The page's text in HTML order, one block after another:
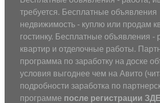
требуется. Бесплатные объявления
недвижимость - куплю или продам
гостинку. Бесплатные объявления -
квартир и отделочные работы.
программа по заработку на доске
условия выгоднее чем на Авито (
подробности заработка по
программе после регистрации